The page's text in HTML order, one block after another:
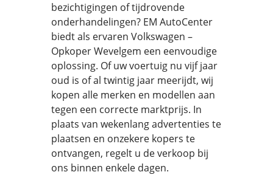
bezichtigingen of tijdrovende
onderhandelingen? EM AutoCenter
biedt als ervaren Volkswagen –
Opkoper Wevelgem een eenvoudige
oplossing. Of uw voertuig nu vijf jaar
oud is of al twintig jaar meerijdt, wij
kopen alle merken en modellen aan
tegen een correcte marktprijs. In
plaats van wekenlang advertenties te
plaatsen en onzekere kopers te
ontvangen, regelt u de verkoop bij
ons binnen enkele dagen.